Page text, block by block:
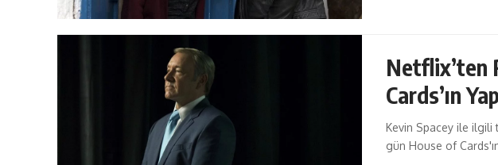
Netflix’ten
Cards’ın
Kevin Spacey ile ilgili
gün House of